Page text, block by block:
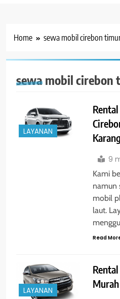
Home sewa mobil cirebon
sewa mobil cirebon
LAYANAN
9
Kami
namun
mobil
laut.
Read
LAYANAN
Murah